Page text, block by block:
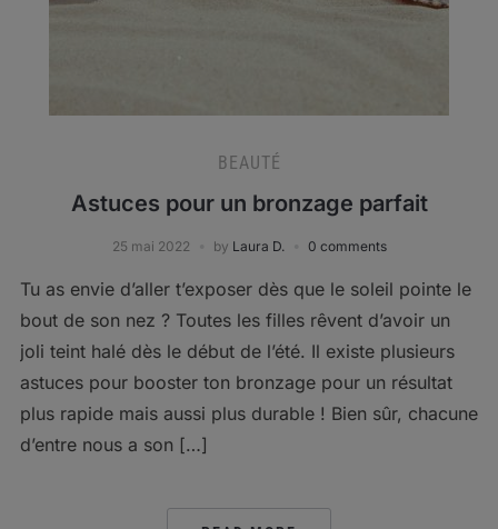
BEAUTÉ
Astuces pour un bronzage parfait
25 mai 2022 by Laura D. 0 comments
Tu as envie d’aller t’exposer dès que le soleil pointe le
bout de son nez ? Toutes les filles rêvent d’avoir un
joli teint halé dès le début de l’été. Il existe plusieurs
astuces pour booster ton bronzage pour un résultat
plus rapide mais aussi plus durable ! Bien sûr, chacune
d’entre nous a son […]